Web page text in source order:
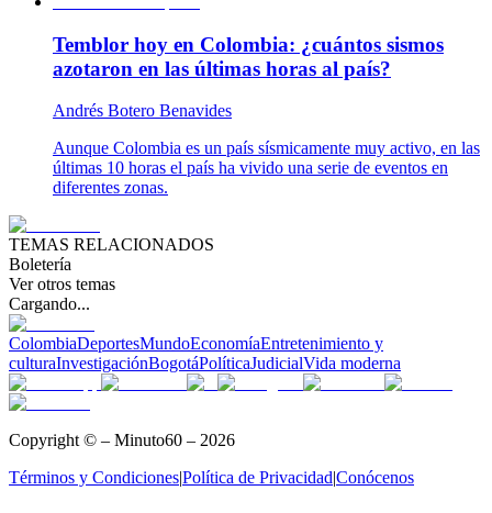
Temblor hoy en Colombia: ¿cuántos sismos
azotaron en las últimas horas al país?
Andrés Botero Benavides
Aunque Colombia es un país sísmicamente muy activo, en las
últimas 10 horas el país ha vivido una serie de eventos en
diferentes zonas.
TEMAS RELACIONADOS
Boletería
Ver otros temas
Cargando...
ColombiaDeportesMundoEconomíaEntretenimiento y
culturaInvestigaciónBogotáPolíticaJudicialVida moderna
Copyright © – Minuto60 – 2026
Términos y Condiciones|Política de Privacidad|Conócenos